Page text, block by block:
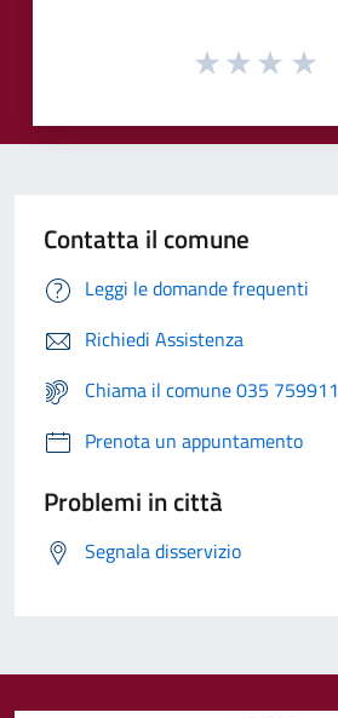
Contatta il comune
Leggi le domande frequenti
Richiedi Assistenza
Chiama il comune 035 759911
Prenota un appuntamento
Problemi in città
Segnala disservizio